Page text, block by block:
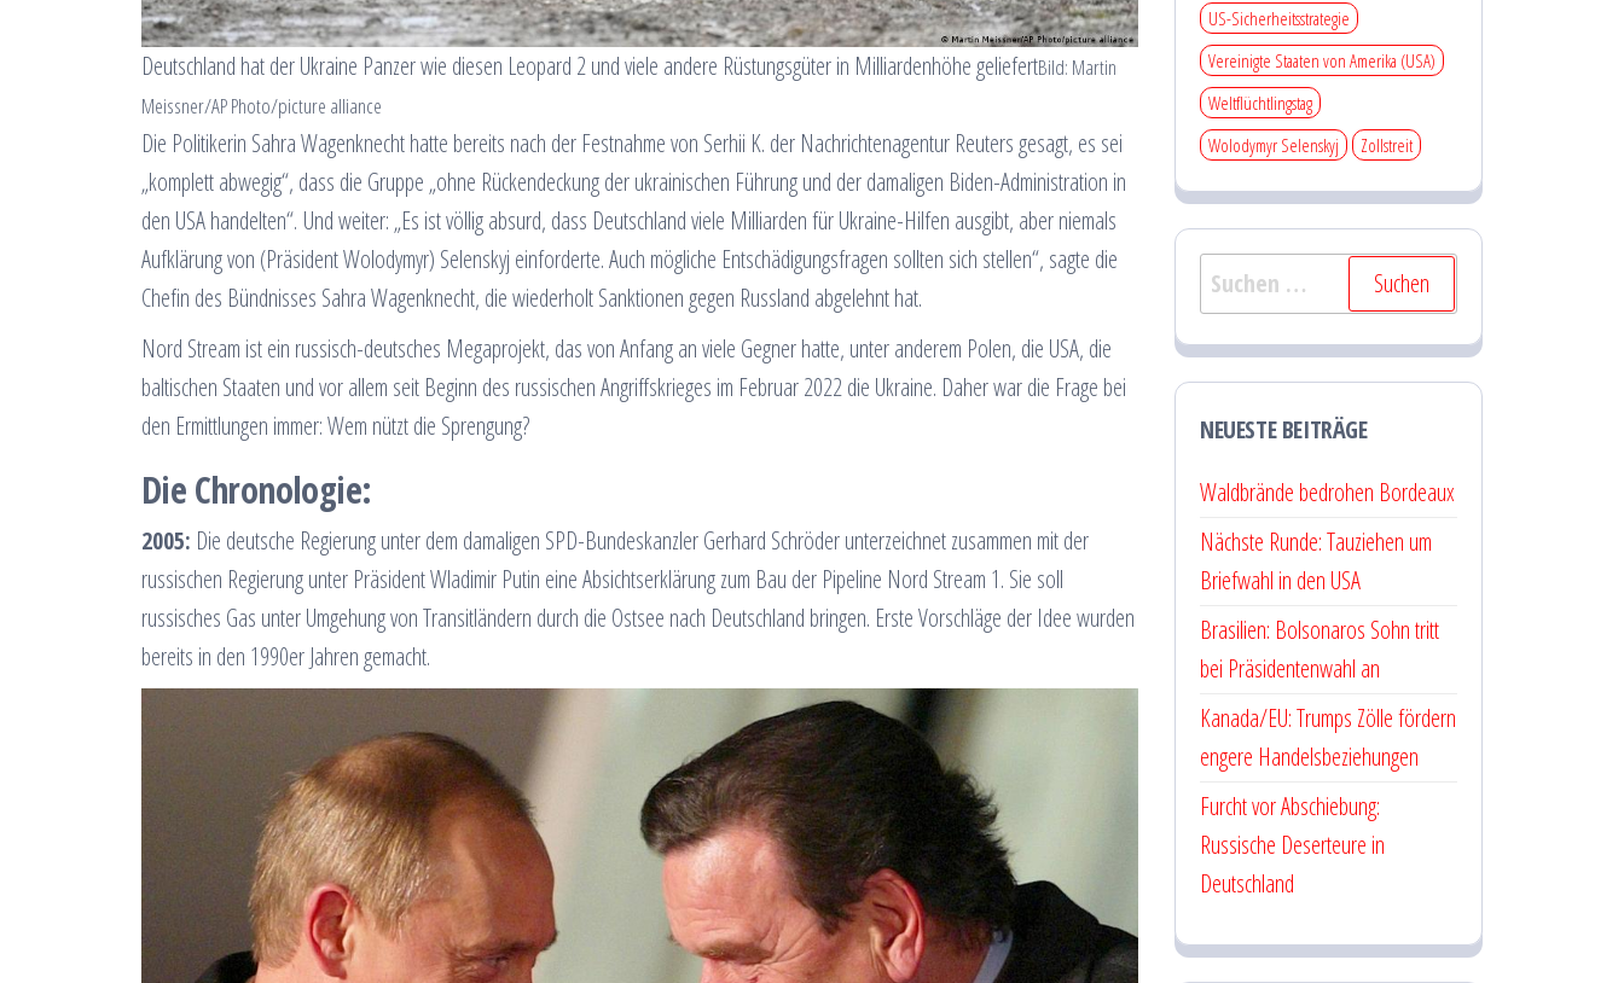
Deutschland hat der Ukraine Panzer wie diesen Leopard 2 und viele andere Rüstungsgüter in Milliardenhöhe geliefertBild: Martin
Meissner/AP Photo/picture alliance
Die Politikerin Sahra Wagenknecht hatte bereits nach der Festnahme von Serhii K. der Nachrichtenagentur Reuters gesagt, es sei
„komplett abwegig“, dass die Gruppe „ohne Rückendeckung der ukrainischen Führung und der damaligen Biden-Administration in
den USA handelten“. Und weiter: „Es ist völlig absurd, dass Deutschland viele Milliarden für Ukraine-Hilfen ausgibt, aber niemals
Aufklärung von (Präsident Wolodymyr) Selenskyj einforderte. Auch mögliche Entschädigungsfragen sollten sich stellen“, sagte die
Chefin des Bündnisses Sahra Wagenknecht, die wiederholt Sanktionen gegen Russland abgelehnt hat.
Nord Stream ist ein russisch-deutsches Megaprojekt, das von Anfang an viele Gegner hatte, unter anderem Polen, die USA, die
baltischen Staaten und vor allem seit Beginn des russischen Angriffskrieges im Februar 2022 die Ukraine. Daher war die Frage bei
den Ermittlungen immer: Wem nützt die Sprengung?
Die Chronologie:
2005: Die deutsche Regierung unter dem damaligen SPD-Bundeskanzler Gerhard Schröder unterzeichnet zusammen mit der
russischen Regierung unter Präsident Wladimir Putin eine Absichtserklärung zum Bau der Pipeline Nord Stream 1. Sie soll
russisches Gas unter Umgehung von Transitländern durch die Ostsee nach Deutschland bringen. Erste Vorschläge der Idee wurden
bereits in den 1990er Jahren gemacht.
US-Sicherheitsstrategie
Vereinigte Staaten von Amerika (USA)
Weltflüchtlingstag
Wolodymyr Selenskyj
Zollstreit
Suchen
nach:
NEUESTE BEITRÄGE
Waldbrände bedrohen Bordeaux
Nächste Runde: Tauziehen um
Briefwahl in den USA
Brasilien: Bolsonaros Sohn tritt
bei Präsidentenwahl an
Kanada/EU: Trumps Zölle fördern
engere Handelsbeziehungen
Furcht vor Abschiebung:
Russische Deserteure in
Deutschland